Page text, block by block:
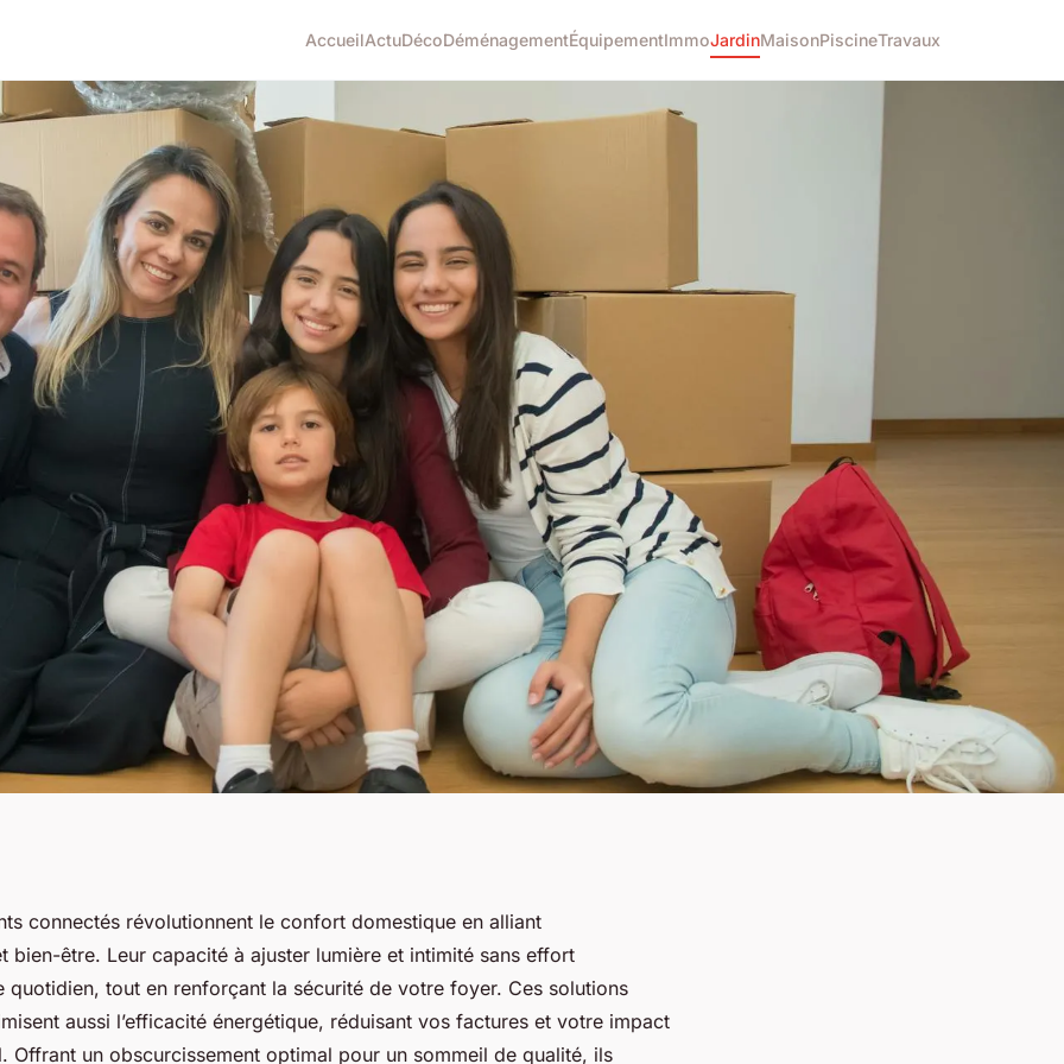
AccueilActuDécoDéménagementÉquipementImmoJardinMaisonPiscineTravaux
roulants
bien-être
connectés révolutionnent le confort domestique en alliant
bien-être. Leur capacité à ajuster lumière et intimité sans effort
quotidien, tout en renforçant la sécurité de votre foyer. Ces solutions
aussi l’efficacité énergétique, réduisant vos factures et votre impact
Offrant un obscurcissement optimal pour un sommeil de qualité, ils